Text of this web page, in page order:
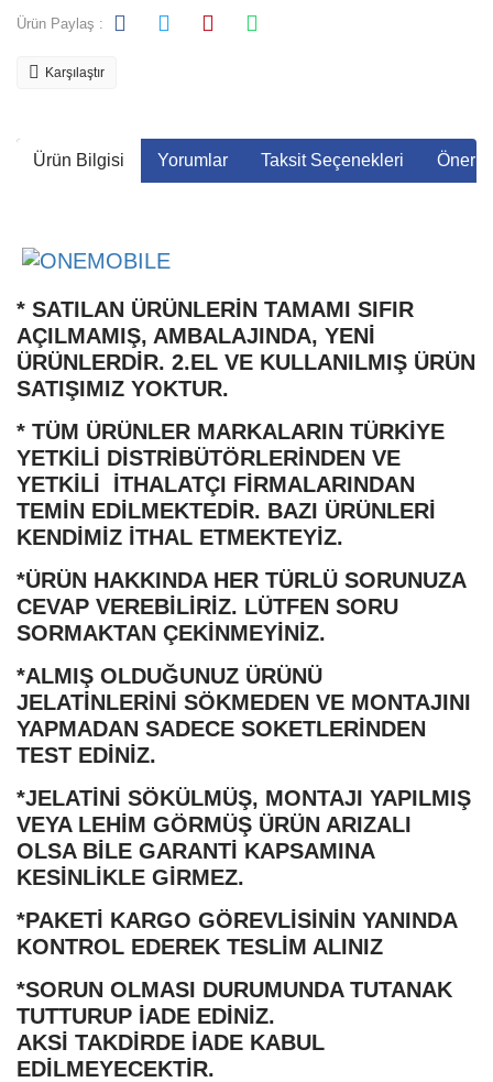
Ürün Paylaş :
Karşılaştır
Ürün Bilgisi Yorumlar Taksit Seçenekleri
* SATILAN ÜRÜNLERİN TAMAMI SIFIR
AÇILMAMIŞ, AMBALAJINDA, YENİ
ÜRÜNLERDİR. 2.EL VE KULLANILMIŞ ÜRÜN
SATIŞIMIZ YOKTUR.
* TÜM ÜRÜNLER MARKALARIN TÜRKİYE
YETKİLİ DİSTRİBÜTÖRLERİNDEN VE
YETKİLİ İTHALATÇI FİRMALARINDAN
TEMİN EDİLMEKTEDİR. BAZI ÜRÜNLERİ
KENDİMİZ İTHAL ETMEKTEYİZ.
*ÜRÜN HAKKINDA HER TÜRLÜ SORUNUZA
CEVAP VEREBİLİRİZ. LÜTFEN SORU
SORMAKTAN ÇEKİNMEYİNİZ.
*ALMIŞ OLDUĞUNUZ ÜRÜNÜ
JELATİNLERİNİ SÖKMEDEN VE MONTAJINI
YAPMADAN SADECE SOKETLERİNDEN
TEST EDİNİZ.
*JELATİNİ SÖKÜLMÜŞ, MONTAJI YAPILMIŞ
VEYA LEHİM GÖRMÜŞ ÜRÜN ARIZALI
OLSA BİLE GARANTİ KAPSAMINA
KESİNLİKLE GİRMEZ.
*PAKETİ KARGO GÖREVLİSİNİN YANINDA
KONTROL EDEREK TESLİM ALINIZ
*SORUN OLMASI DURUMUNDA TUTANAK
TUTTURUP İADE EDİNİZ.
AKSİ TAKDİRDE İADE KABUL
EDİLMEYECEKTİR.